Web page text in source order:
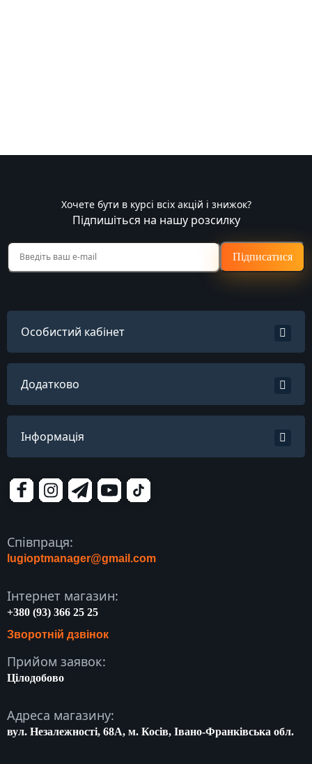
Хочете бути в курсі всіх акцій і знижок?
Підпишіться на нашу розсилку
Підписатися
Особистий кабінет
Додатково
Інформація
Співпраця:
lugioptmanager@gmail.com
Інтернет магазин:
+380 (93) 366 25 25
Зворотній дзвінок
Прийом заявок:
Цілодобово
Адреса магазину:
вул. Незалежності, 68A, м. Косів, Івано-Франківська обл.